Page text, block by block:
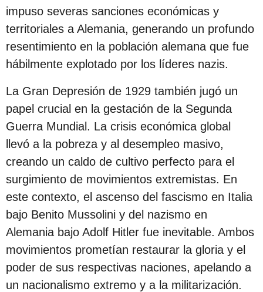
impuso severas sanciones económicas y
territoriales a Alemania, generando un profundo
resentimiento en la población alemana que fue
hábilmente explotado por los líderes nazis.
La Gran Depresión de 1929 también jugó un
papel crucial en la gestación de la Segunda
Guerra Mundial. La crisis económica global
llevó a la pobreza y al desempleo masivo,
creando un caldo de cultivo perfecto para el
surgimiento de movimientos extremistas. En
este contexto, el ascenso del fascismo en Italia
bajo Benito Mussolini y del nazismo en
Alemania bajo Adolf Hitler fue inevitable. Ambos
movimientos prometían restaurar la gloria y el
poder de sus respectivas naciones, apelando a
un nacionalismo extremo y a la militarización.